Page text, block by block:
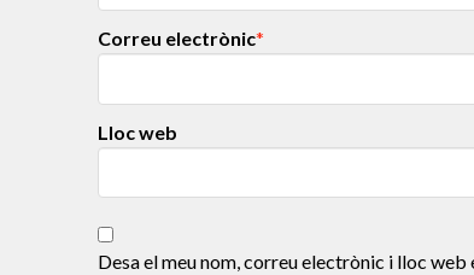
Correu electrònic*
Lloc web
Desa el meu nom, correu electrònic i lloc